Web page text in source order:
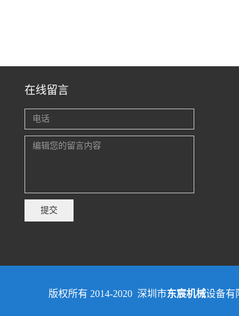
在线留言
提交
版权所有 2014-2020 深圳市东宸机械设备有